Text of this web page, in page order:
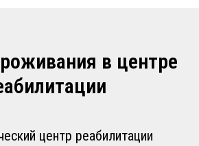
в центре
центр реабилитации